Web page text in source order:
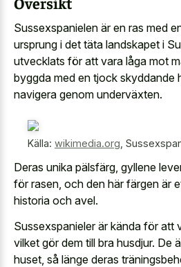
Sussexspanielen är en ras med
ursprung i det täta landskapet i
utvecklats för att vara låga mot
byggda med en tjock skyddande
navigera genom underväxten.
Källa: wikimedia.org
Deras unika pälsfärg, gyllene
för rasen, och den här färgen är
historia och avel.
Sussexspanieler är kända för att
vilket gör dem till bra husdjur. De
huset, så länge deras